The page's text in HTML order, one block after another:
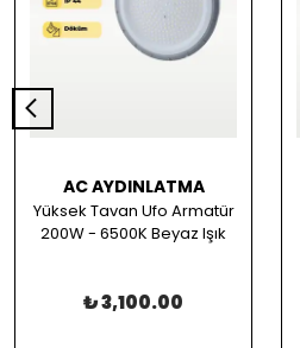
AC AYDINLATMA
Yüksek Tavan Ufo Armatür
200W - 6500K Beyaz Işık
₺ 3,100.00